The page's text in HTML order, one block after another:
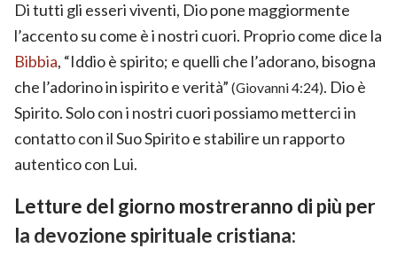
Di tutti gli esseri viventi, Dio pone maggiormente
l’accento su come è i nostri cuori. Proprio come dice la
Bibbia, “Iddio è spirito; e quelli che l’adorano, bisogna
che l’adorino in ispirito e verità” (Giovanni 4:24). Dio è
Spirito. Solo con i nostri cuori possiamo metterci in
contatto con il Suo Spirito e stabilire un rapporto
autentico con Lui.
Letture del giorno mostreranno di più per
la devozione spirituale cristiana: